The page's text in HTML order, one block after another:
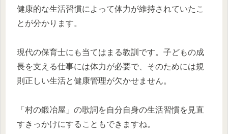
健康的な生活習慣によって体力が維持されていたこ
とが分かります。
現代の保育士にも当てはまる教訓です。子どもの成
長を支える仕事には体力が必要で、そのためには規
則正しい生活と健康管理が欠かせません。
「村の鍛冶屋」の歌詞を自分自身の生活習慣を見直
すきっかけにすることもできますね。